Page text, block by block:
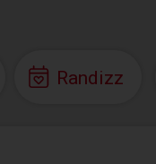
Randizz